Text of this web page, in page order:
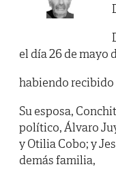
el día 26 de mayo
habiendo recibido
Su esposa,
político, Álvaro
y Otilia Cobo; y
demás familia,